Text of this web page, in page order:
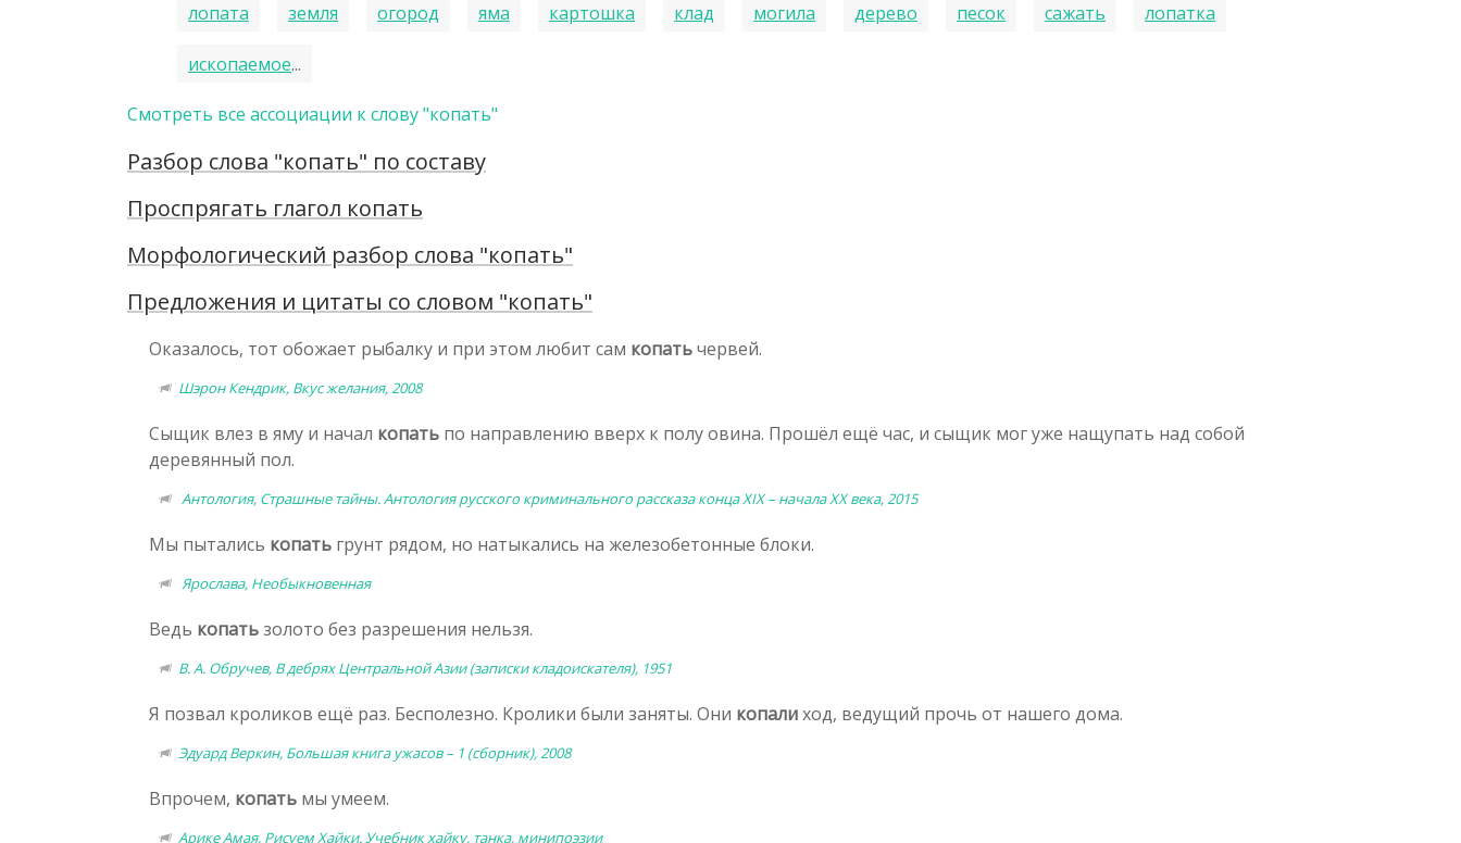
лопата земля огород яма картошка клад могила дерево песок сажать лопатка
ископаемое...
Смотреть все ассоциации к слову "копать"
Разбор слова "копать" по составу
Проспрягать глагол копать
Морфологический разбор слова "копать"
Предложения и цитаты со словом "копать"
Оказалось, тот обожает рыбалку и при этом любит сам копатьчервей.
Шэрон Кендрик, Вкус желания, 2008
Сыщик влез в яму и начал копать по направлению вверх к полу овина. Прошёл ещё час, и сыщик мог уже нащупать над собой
деревянный пол.
Антология, Страшные тайны. Антология русского криминального рассказа конца XIX – начала XX века, 2015
Мы пытались копать грунт рядом, но натыкались на железобетонные блоки.
Ярослава, Необыкновенная
Ведь копатьзолото без разрешения нельзя.
В. А. Обручев, В дебрях Центральной Азии (записки кладоискателя), 1951
Я позвал кроликов ещё раз. Бесполезно. Кролики были заняты. Они копалиход, ведущий прочь от нашего дома.
Эдуард Веркин, Большая книга ужасов – 1 (сборник), 2008
Впрочем, копать мы умеем.
Арике Амая, Рисуем Хайки. Учебник хайку, танка, минипоэзии